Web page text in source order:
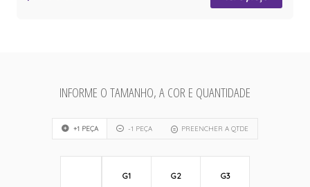
INFORME O TAMANHO, A COR E QUANTIDADE
+1 PEÇA -1 PEÇA PREENCHER A QTDE
G1 G2 G3